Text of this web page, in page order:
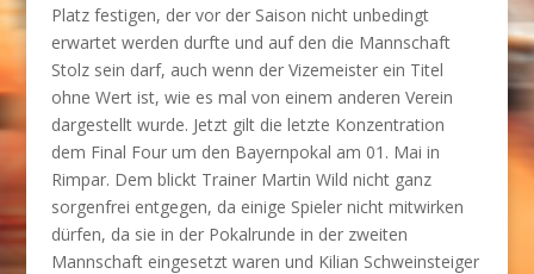
Platz festigen, der vor der Saison nicht unbedingt
erwartet werden durfte und auf den die Mannschaft
Stolz sein darf, auch wenn der Vizemeister ein Titel
ohne Wert ist, wie es mal von einem anderen Verein
dargestellt wurde. Jetzt gilt die letzte Konzentration
dem Final Four um den Bayernpokal am 01. Mai in
Rimpar. Dem blickt Trainer Martin Wild nicht ganz
sorgenfrei entgegen, da einige Spieler nicht mitwirken
dürfen, da sie in der Pokalrunde in der zweiten
Mannschaft eingesetzt waren und Kilian Schweinsteiger